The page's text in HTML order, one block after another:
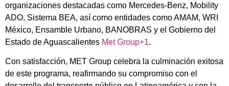
organizaciones destacadas como Mercedes-Benz, Mobility
ADO, Sistema BEA, así como entidades como AMAM, WRI
México, Ensamble Urbano, BANOBRAS y el Gobierno del
Estado de Aguascalientes Met Group+1.
Con satisfacción, MET Group celebra la culminación exitosa
de este programa, reafirmando su compromiso con el